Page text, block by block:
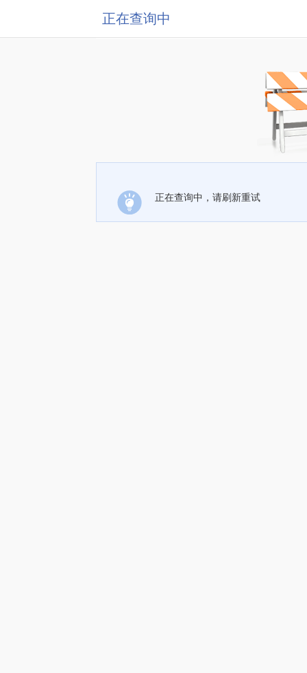
正在查询中
正在查询中，请刷新重试